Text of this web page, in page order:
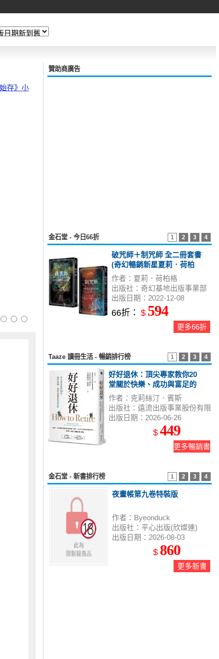
存》小
贊助商廣告
1 2 3 4
金石堂 - 今日66折
破咒師＋制咒師 全二冊套書
(奇幻暢銷新星夏莉．荷柏
格，師承邪惡奇幻天才「山
神」、神祕目眩的魔幻之
作！)
作者：夏莉．荷柏格
出版社：奇幻基地出版事業部
出版日期：2022-12-08
66折： $ 594
更多66折
1 2 3 4
Taaze 讀冊生活 - 暢銷排行榜
好好退休：頂尖專家教你20
堂關於快樂、成功與富足的
退休課
作者：克莉絲汀．賓斯
出版社：遠流出版事業股份有限
公司
出版日期：2026-06-26
$ 449
更多暢銷書
1 2 3 4
金石堂 - 新書排行榜
夜畫帳第九卷特裝版
作者：Byeonduck
出版社：平心出版(欣燦連)
出版日期：2026-08-03
$ 860
更多新書